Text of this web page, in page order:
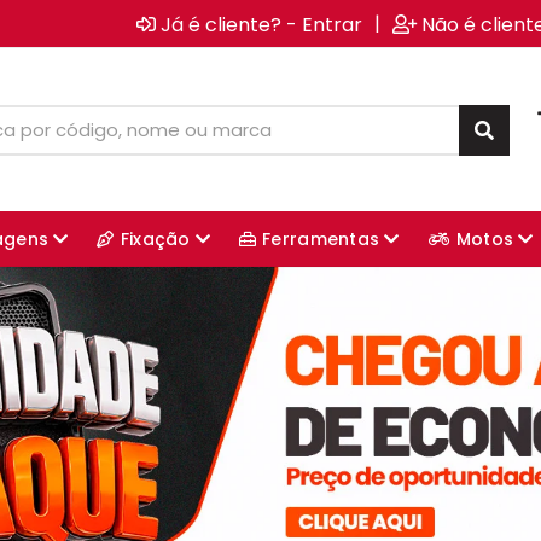
Já é cliente? - Entrar | Não é
Fixação Ferramentas Motos